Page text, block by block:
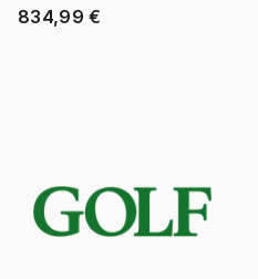
834,99 €